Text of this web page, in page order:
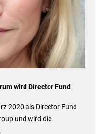
wird Director Fund
2020 als Director Fund
und wird die